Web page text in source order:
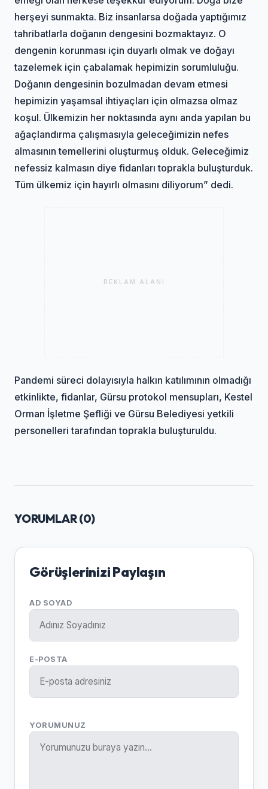
herşeyi sunmakta. Biz insanlarsa doğada yaptığımız
tahribatlarla doğanın dengesini bozmaktayız. O
dengenin korunması için duyarlı olmak ve doğayı
tazelemek için çabalamak hepimizin sorumluluğu.
Doğanın dengesinin bozulmadan devam etmesi
hepimizin yaşamsal ihtiyaçları için olmazsa olmaz
koşul. Ülkemizin her noktasında aynı anda yapılan bu
ağaçlandırma çalışmasıyla geleceğimizin nefes
almasının temellerini oluşturmuş olduk. Geleceğimiz
nefessiz kalmasın diye fidanları toprakla buluşturduk.
Tüm ülkemiz için hayırlı olmasını diliyorum” dedi.
REKLAM ALANI
Pandemi süreci dolayısıyla halkın katılımının olmadığı
etkinlikte, fidanlar, Gürsu protokol mensupları, Kestel
Orman İşletme Şefliği ve Gürsu Belediyesi yetkili
personelleri tarafından toprakla buluşturuldu.
YORUMLAR (0)
Görüşlerinizi Paylaşın
AD SOYAD
E-POSTA
YORUMUNUZ